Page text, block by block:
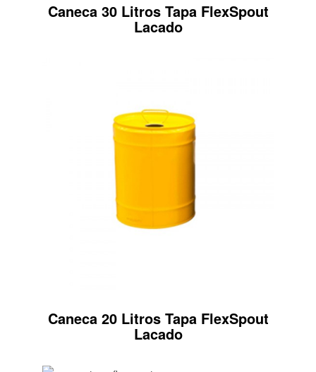
Caneca 30 Litros Tapa FlexSpout
Lacado
Caneca 20 Litros Tapa FlexSpout
Lacado